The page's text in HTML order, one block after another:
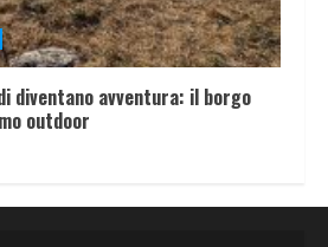
diventano avventura: il borgo
outdoor